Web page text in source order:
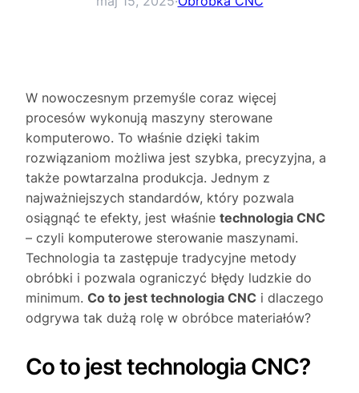
W nowoczesnym przemyśle coraz więcej
procesów wykonują maszyny sterowane
komputerowo. To właśnie dzięki takim
rozwiązaniom możliwa jest szybka, precyzyjna, a
także powtarzalna produkcja. Jednym z
najważniejszych standardów, który pozwala
osiągnąć te efekty, jest właśnie technologia CNC
– czyli komputerowe sterowanie maszynami.
Technologia ta zastępuje tradycyjne metody
obróbki i pozwala ograniczyć błędy ludzkie do
minimum. Co to jest technologia CNC i dlaczego
odgrywa tak dużą rolę w obróbce materiałów?
Co to jest technologia CNC?